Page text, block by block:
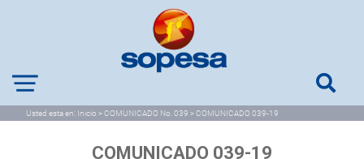
Usted esta en: Inicio > COMUNICADO No. 039 > COMUNICADO 039-19
COMUNICADO 039-19